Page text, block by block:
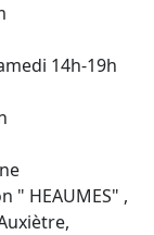
14h-19h
" HEAUMES" ,